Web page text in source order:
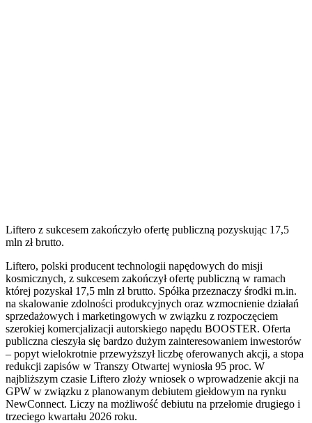
Liftero z sukcesem zakończyło ofertę publiczną pozyskując 17,5
mln zł brutto.
Liftero, polski producent technologii napędowych do misji
kosmicznych, z sukcesem zakończył ofertę publiczną w ramach
której pozyskał 17,5 mln zł brutto. Spółka przeznaczy środki m.in.
na skalowanie zdolności produkcyjnych oraz wzmocnienie działań
sprzedażowych i marketingowych w związku z rozpoczęciem
szerokiej komercjalizacji autorskiego napędu BOOSTER. Oferta
publiczna cieszyła się bardzo dużym zainteresowaniem inwestorów
– popyt wielokrotnie przewyższył liczbę oferowanych akcji, a stopa
redukcji zapisów w Transzy Otwartej wyniosła 95 proc. W
najbliższym czasie Liftero złoży wniosek o wprowadzenie akcji na
GPW w związku z planowanym debiutem giełdowym na rynku
NewConnect. Liczy na możliwość debiutu na przełomie drugiego i
trzeciego kwartału 2026 roku.